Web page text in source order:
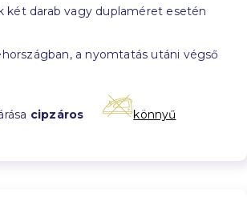
két darab vagy duplaméret esetén
a nyomtatás utáni végső
cipzáros
könnyű